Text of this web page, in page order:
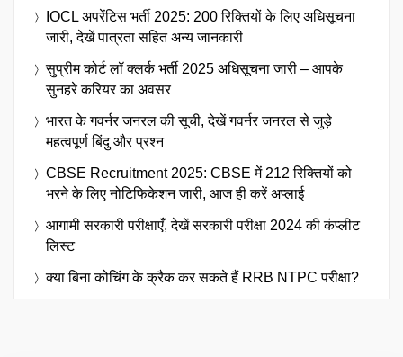
IOCL अपरेंटिस भर्ती 2025: 200 रिक्तियों के लिए अधिसूचना
जारी, देखें पात्रता सहित अन्य जानकारी
सुप्रीम कोर्ट लॉ क्लर्क भर्ती 2025 अधिसूचना जारी – आपके
सुनहरे करियर का अवसर
भारत के गवर्नर जनरल की सूची, देखें गवर्नर जनरल से जुड़े
महत्वपूर्ण बिंदु और प्रश्न
CBSE Recruitment 2025: CBSE में 212 रिक्तियों को
भरने के लिए नोटिफिकेशन जारी, आज ही करें अप्लाई
आगामी सरकारी परीक्षाएँ, देखें सरकारी परीक्षा 2024 की कंप्लीट
लिस्ट
क्या बिना कोचिंग के क्रैक कर सकते हैं RRB NTPC परीक्षा?